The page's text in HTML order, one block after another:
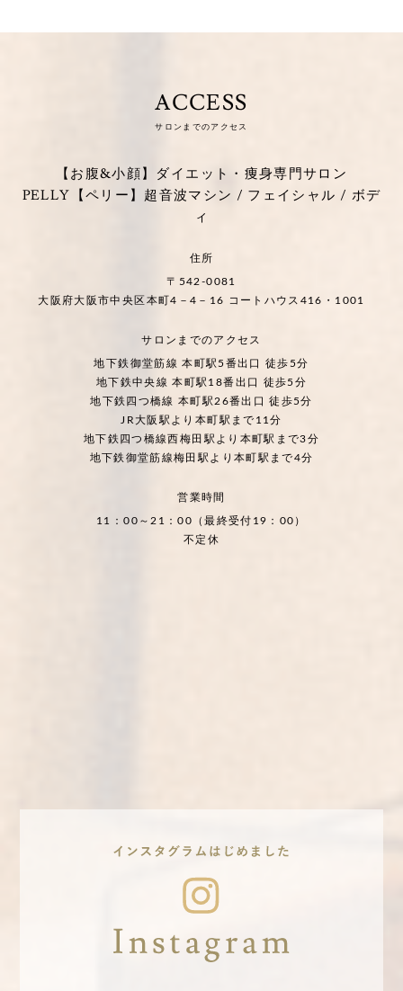
ACCESS
サロンまでのアクセス
【お腹&小顔】ダイエット・痩身専門サロン
PELLY【ペリー】超音波マシン / フェイシャル / ボデ
ィ
住所
〒542-0081
大阪府大阪市中央区本町4－4－16 コートハウス416・1001
サロンまでのアクセス
地下鉄御堂筋線 本町駅5番出口 徒歩5分
地下鉄中央線 本町駅18番出口 徒歩5分
地下鉄四つ橋線 本町駅26番出口 徒歩5分
JR大阪駅より本町駅まで11分
地下鉄四つ橋線西梅田駅より本町駅まで3分
地下鉄御堂筋線梅田駅より本町駅まで4分
営業時間
11：00～21：00（最終受付19：00）
不定休